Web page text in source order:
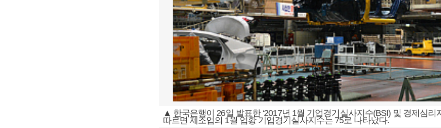
▲ 한국은행이 26일 발표한 ‘2017년 1월 기업경기실사지수(BSI) 및 경제심리
따르면 제조업의 1월 업황 기업경기실사지수는 75로 나타났다.